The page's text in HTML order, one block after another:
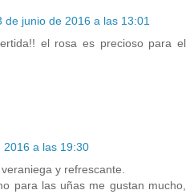
de junio de 2016 a las 13:01
el rosa es precioso para el
2016 a las 19:30
y refrescante.
para las uñas me gustan mucho,